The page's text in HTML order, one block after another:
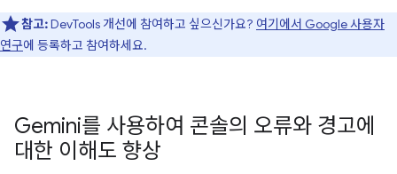
참고:DevTools 개선에 참여하고 싶으신가요? 여기에서 Google 사용자
연구에 등록하고 참여하세요.
Gemini를 사용하여 콘솔의 오류와 경고에
대한 이해도 향상